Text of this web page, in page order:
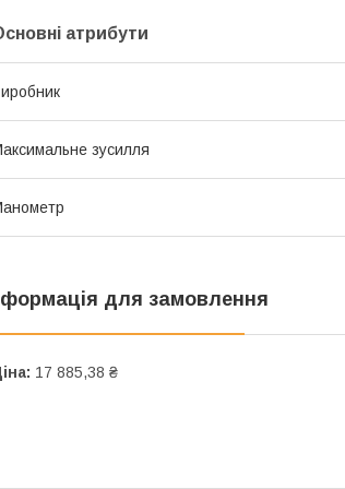
атрибути
зусилля
для замовлення
17 885,38 ₴